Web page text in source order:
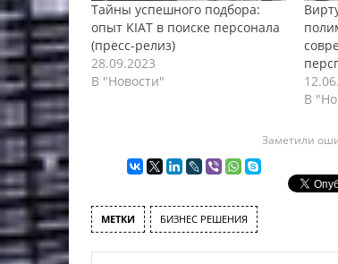
Тайны успешного подбора:
опыт KIAT в поиске персонала
(пресс-релиз)
28.09.2023
В "Новости"
В
Заметили
МЕТКИ БИЗНЕС РЕШЕНИЯ